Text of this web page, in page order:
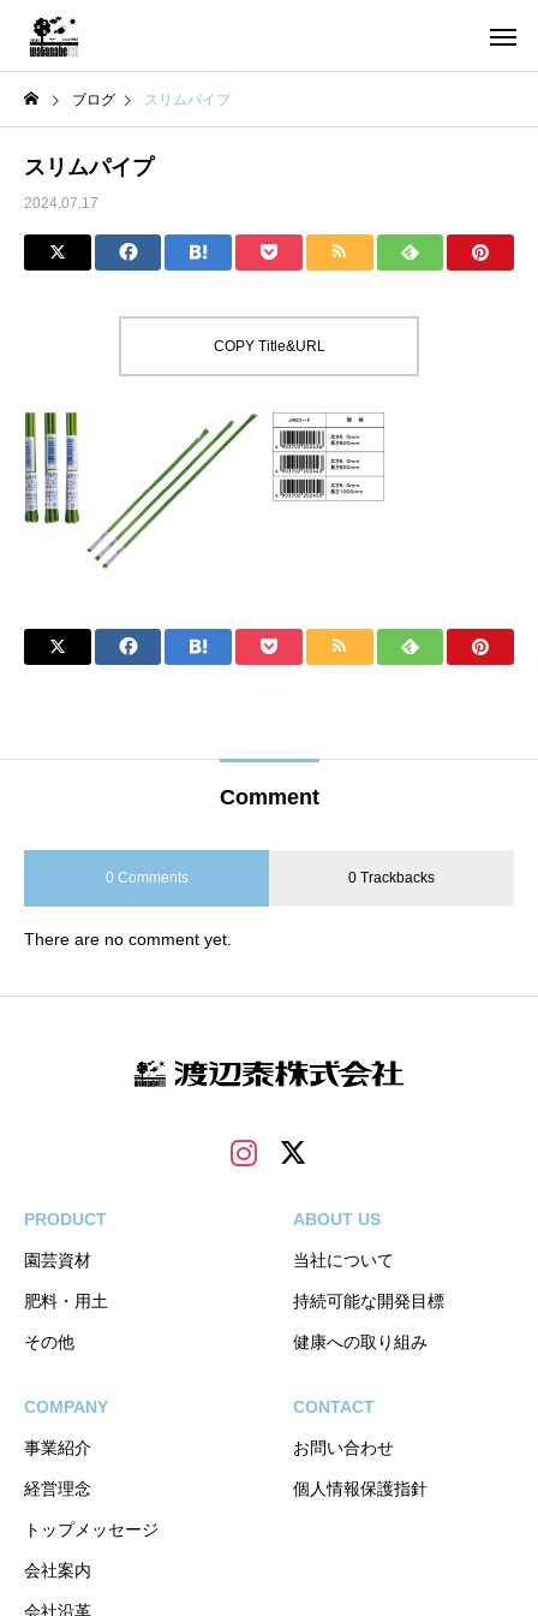
ブログ スリムパイプ
スリムパイプ
2024.07.17
COPY Title&URL
Comment
0 Comments 0 Trackbacks
There are no comment yet.
PRODUCT
園芸資材
肥料・用土
その他
ABOUT US
当社について
持続可能な開発目標
健康への取り組み
COMPANY
事業紹介
経営理念
トップメッセージ
会社案内
会社沿革
CONTACT
お問い合わせ
個人情報保護指針